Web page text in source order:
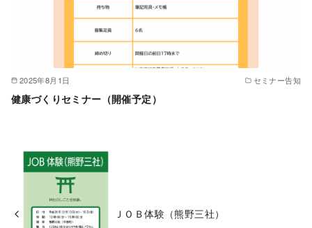
2025年8月1日 セミナー告知
健康づくりセミナー（開催予定）
ＪＯＢ体験（熊野三社）